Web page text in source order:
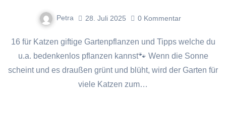
Petra 28. Juli 2025 0 Kommentar
16 für Katzen giftige Gartenpflanzen und Tipps welche du
u.a. bedenkenlos pflanzen kannst🐾 Wenn die Sonne
scheint und es draußen grünt und blüht, wird der Garten für
viele Katzen zum…